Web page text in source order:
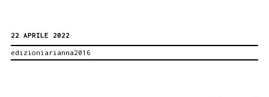
22 APRILE 2022
edizioniarianna2016